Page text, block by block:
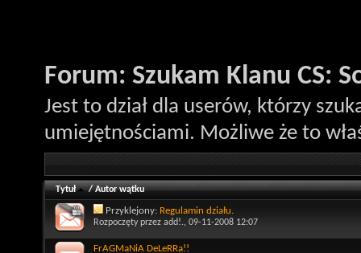
Forum: Szukam Klanu CS:
Jest to dział dla userów, którzy
umiejętnościami. Możliwe że to
Tytuł /Autor wątku
Przyklejony: Regulamin działu.
Rozpoczęty przez add!., 09-11-2008 12:07
FrAGMaNiA DeLeRRa!!